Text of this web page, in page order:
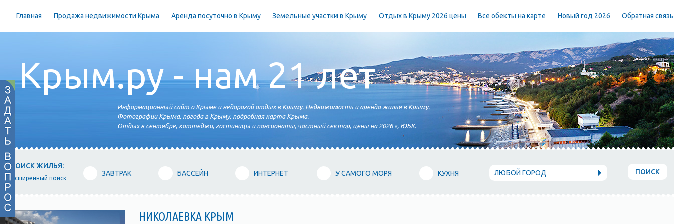
Главная Продажа недвижимости Крыма Аренда посуточно в Крыму Земельные участки в Крыму Отдых в Крыму 2026 цены Все обекты на карте Новый год 2026 Обратная связь
Крым.ру - нам 21 лет
Информационный сайт о Крыме и недорогой отдых в Крыму. Недвижимость и аренда жилья в Крыму.
Фотографии Крыма, погода в Крыму, подробная карта Крыма.
Отдых в сентябре, коттеджи, гостиницы и пансионаты, частный сектор, цены на 2026 г, ЮБК.
ПОИСК ЖИЛЬЯ:
расширенный поиск
ЗАВТРАК БАССЕЙН ИНТЕРНЕТ У САМОГО МОРЯ КУХНЯ ЛЮБОЙ ГОРОД ПОИСК
НИКОЛАЕВКА КРЫМ